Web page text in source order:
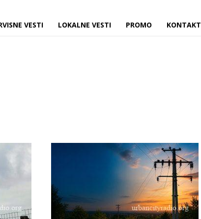
VESTI LOKALNE VESTI PROMO KONTAKT